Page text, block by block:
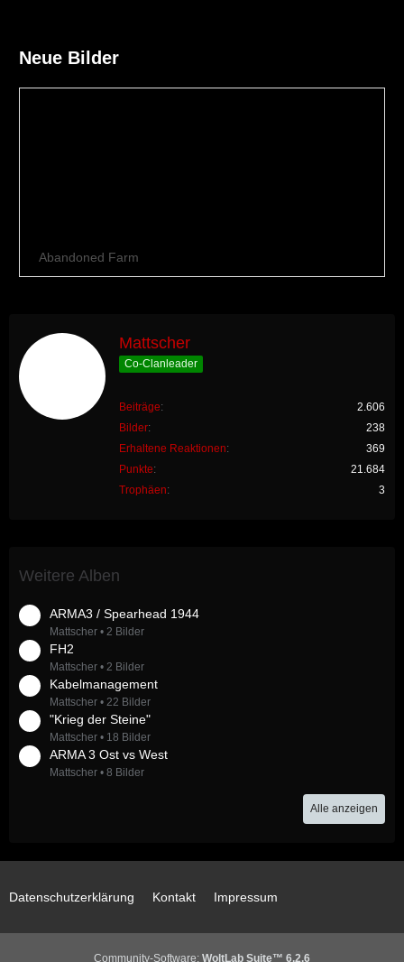
Neue Bilder
Mattscher
Co-Clanleader
Beiträge
2.606
Bilder
238
Erhaltene Reaktionen
369
Punkte
21.684
Trophäen
3
Weitere Alben
ARMA3 / Spearhead 1944
Mattscher 2 Bilder
FH2
Mattscher 2 Bilder
Kabelmanagement
Mattscher 22 Bilder
"Krieg der Steine"
Mattscher 18 Bilder
ARMA 3 Ost vs West
Mattscher 8 Bilder
Alle anzeigen
Datenschutzerklärung Kontakt Impressum
Community-Software: WoltLab Suite™ 6.2.6